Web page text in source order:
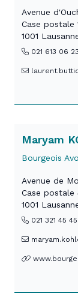
Avenue
Case postale
1001
021 613 06 23
Maryam
Bourgeois
Avenue de
Case postale
1001
021 321 45 45